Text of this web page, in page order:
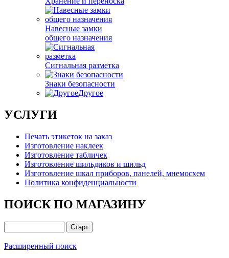
Навесные замки
общего назначения
Сигнальная разметка
Знаки безопасности
Другое
УСЛУГИ
Печать этикеток на заказ
Изготовление наклеек
Изготовление табличек
Изготовление шильдиков и шильд
Изготовление шкал приборов, панелей, мнемосхем
Политика конфиденциальности
ПОИСК ПО МАГАЗИНУ
Расширенный поиск